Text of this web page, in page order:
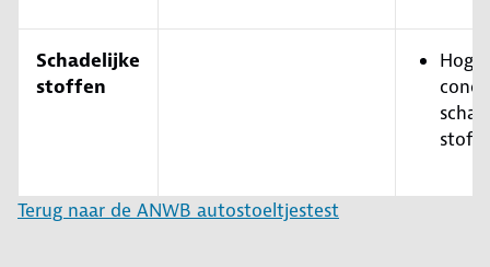
Schadelijke
stoffen
Hoge
Terug naar de ANWB autostoeltjestest